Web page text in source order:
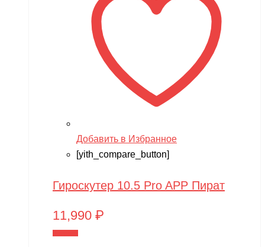
Добавить в Избранное
[yith_compare_button]
Гироскутер 10.5 Pro APP Пират
11,990 ₽